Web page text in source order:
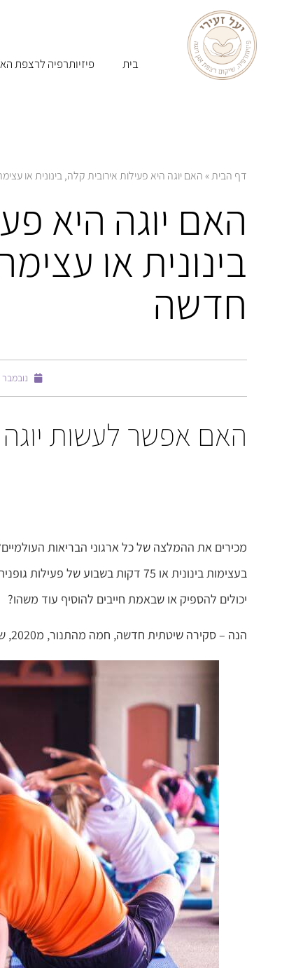
בית פיזיותרפיה לרצפת
דף הבית» האם יוגה היא פעילות אירובית קלה, בינונית או
האם יוגה היא
בינונית או
חדשה
נובמבר 15, 2020
האם אפשר לעשות
בעצימות בינונית או 75 דקות
יכולים להספיק או שבאמת חייבים להוסיף עוד משהו?
הנה – סקירה שיטתית חדשה, חמה מהתנור, מ2020, שבודקת בדיוק כמה יוגה שורפת אנרגיה. מוכנים לצלול לפרטים הקטנים? יאללה.